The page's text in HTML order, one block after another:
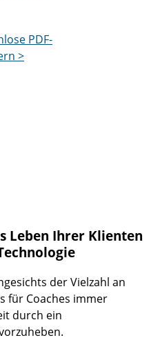
PDF-
>
Leben Ihrer Klienten
der Vielzahl an
für Coaches immer
durch ein